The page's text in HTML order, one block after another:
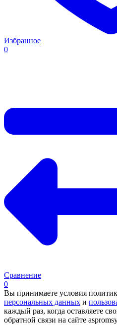
Избранное
0
Сравнение
0
Вы принимаете условия
персональных данных и
каждый раз, когда оставляете
обратной связи на сайте